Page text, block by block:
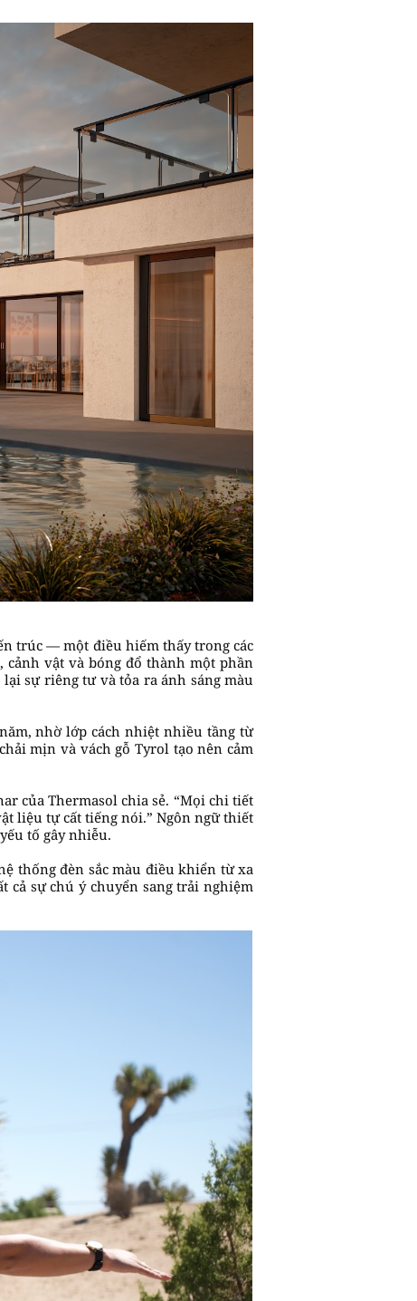
trúc — một điều hiếm thấy trong các
cảnh vật và bóng đổ thành một phần
sự riêng tư và tỏa ra ánh sáng màu
nhờ lớp cách nhiệt nhiều tầng từ
mịn và vách gỗ Tyrol tạo nên cảm
của Thermasol chia sẻ. “Mọi chi tiết
liệu tự cất tiếng nói.” Ngôn ngữ thiết
tố gây nhiễu.
thống đèn sắc màu điều khiển từ xa
cả sự chú ý chuyển sang trải nghiệm